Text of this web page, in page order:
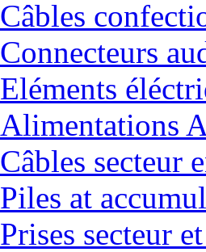
Câbles
Connecteurs
Eléments
Alimentations
Câbles secteur
Piles at
Prises secteur